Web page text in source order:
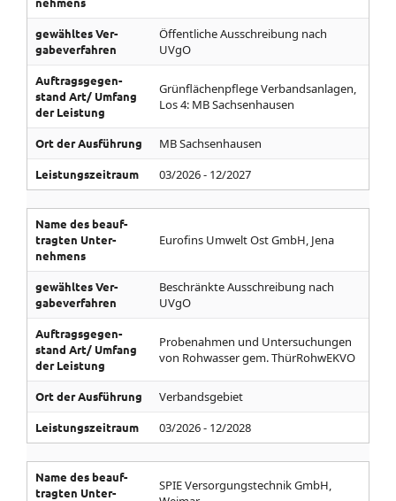
gewähltes Ver­
gabe­ver­fahren
Öffentliche Ausschreibung nach
UVgO
Auf­trags­gegen­
stand­ Art/­ Umfang
der Leistung
Grünflächenpflege Verbandsanlagen,
Los 4: MB Sachsenhausen
Ort der Aus­führung MB Sachsenhausen
Leistungs­zeitraum 03/2026 - 12/2027
Name des be­auf­
tragten Unter­
nehmens
Eurofins Umwelt Ost GmbH, Jena
gewähltes Ver­
gabe­ver­fahren
Beschränkte Ausschreibung nach
UVgO
Auf­trags­gegen­
stand­ Art/­ Umfang
der Leistung
Probenahmen und Untersuchungen
von Rohwasser gem. ThürRohwEKVO
Ort der Aus­führung Verbandsgebiet
Leistungs­zeitraum 03/2026 - 12/2028
Name des be­auf­
tragten Unter­
SPIE Versorgungstechnik GmbH,